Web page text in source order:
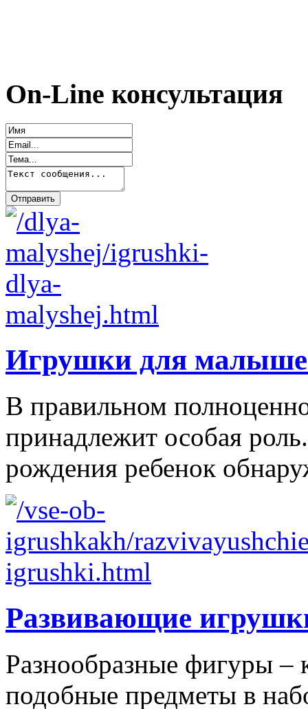
On-Line консультация
Игрушки для
В правильном
принадлежит особая
рождения ребенок
Развивающие
Разнообразные фигуры –
подобные предметы в